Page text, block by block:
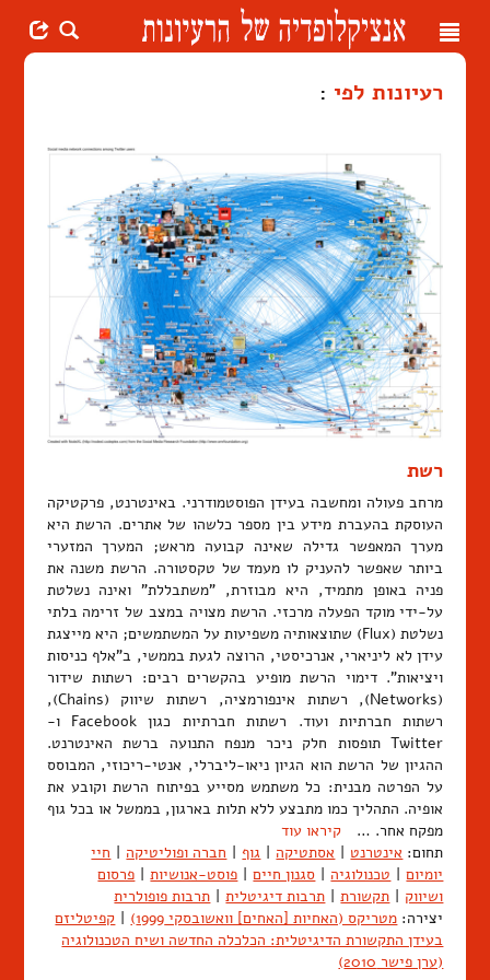
Toggle
רעיונות לפי :
רשת
מרחב פעולה ומחשבה בעידן הפוסטמודרני. באינטרנט, פרקטיקה
העוסקת בהעברת מידע בין מספר כלשהו של אתרים. הרשת היא
מערך המאפשר גדילה שאינה קבועה מראש; המערך המזערי
ביותר שאפשר להעניק לו מעמד של טקסטורה. הרשת משנה את
פניה באופן מתמיד, היא מבוזרת, "משתבללת" ואינה נשלטת
על-ידי מוקד הפעלה מרכזי. הרשת מצויה במצב של זרימה בלתי
נשלטת (Flux) שתוצאותיה משפיעות על המשתמשים; היא מייצגת
עידן לא ליניארי, אנרכיסטי, הרוצה לגעת בממשי, ב"אלף כניסות
ויציאות". דימוי הרשת מופיע בהקשרים רבים: רשתות שידור
(Networks), רשתות אינפורמציה, רשתות שיווק (Chains),
רשתות חברתיות ועוד. רשתות חברתיות כגון Facebook ו-
Twitter תופסות חלק ניכר מנפח התנועה ברשת האינטרנט.
ההגיון של הרשת הוא הגיון ניאו-ליברלי, אנטי-ריכוזי, המבוסס
על הפרטה מבנית: כל משתמש מסייע בפיתוח הרשת וקובע את
אופיה. התהליך כמו מתבצע ללא תלות בארגון, בממשל או בכל גוף
מפקח אחר. … קיראו עוד
תחום: אינטרנט אסתטיקה גוף חברה ופוליטיקה
חיי
יומיום
טכנולוגיה סגנון חיים פוסט-אנושיות
פרסום
ושיווק
תקשורת תרבות דיגיטלית
תרבות פופולרית
יצירה: מטריקס (האחיות [האחים] וואשובסקי 1999)
קפיטליזם
בעידן התקשורת הדיגיטלית: הכלכלה החדשה ושיח הטכנולוגיה
(ערן פישר 2010)